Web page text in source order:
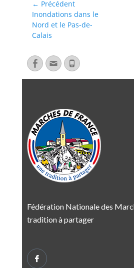
← Précédent
Inondations dans le
Nord et le Pas-de-
Calais
Fédération Nationale des
tradition à partager